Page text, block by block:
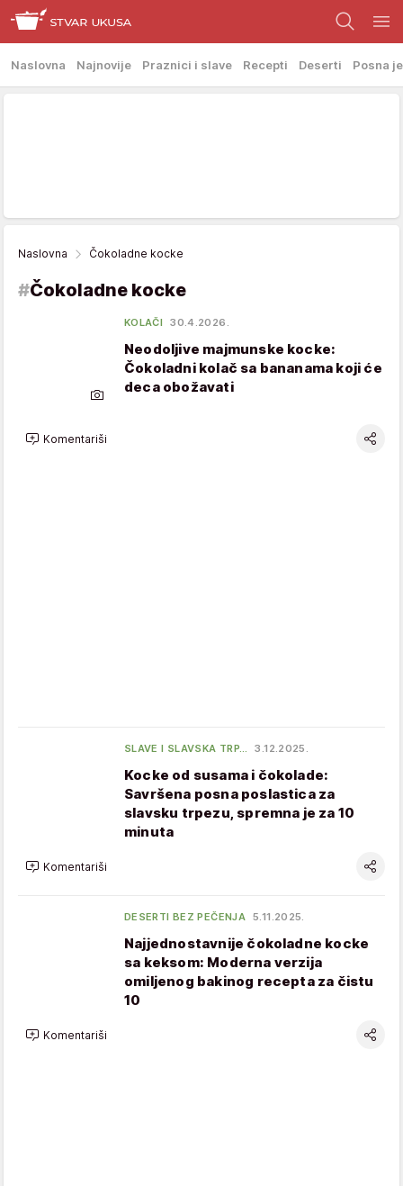
Naslovna Najnovije Praznici i slave Recepti Deserti Posna
Naslovna Čokoladne kocke
#Čokoladne kocke
KOLAČI 30.4.2026.
Neodoljive majmunske kocke:
Čokoladni kolač sa bananama koji će
deca obožavati
Komentariši
SLAVE I SLAVSKA TRP… 3.12.2025.
Kocke od susama i čokolade:
Savršena posna poslastica za
slavsku trpezu, spremna je za 10
minuta
Komentariši
DESERTI BEZ PEČENJA 5.11.2025.
Najjednostavnije čokoladne kocke
sa keksom: Moderna verzija
omiljenog bakinog recepta za čistu
10
Komentariši